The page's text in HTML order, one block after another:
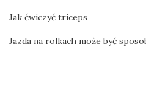
Jak ćwiczyć triceps
Jazda na rolkach może być